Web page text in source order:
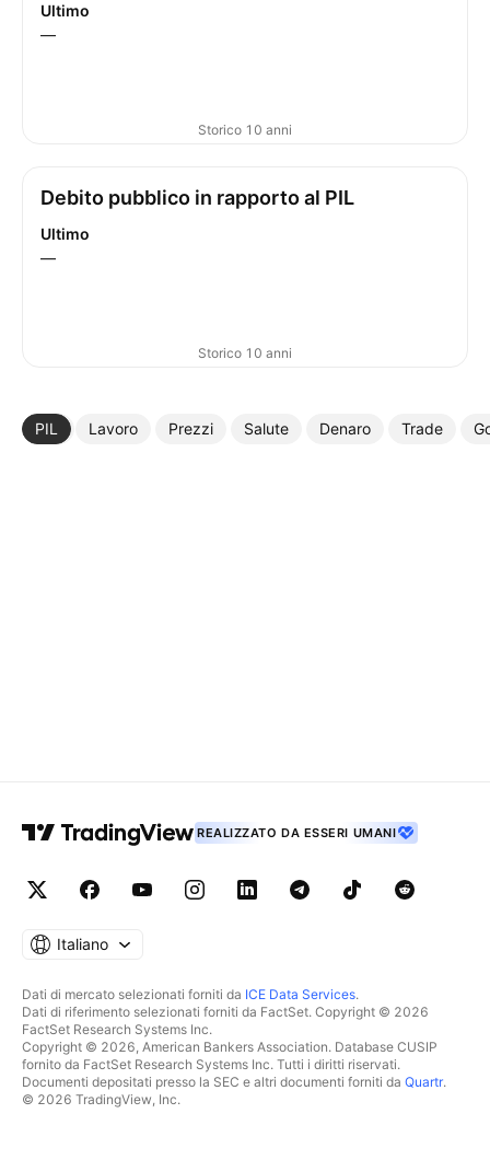
Ultimo
—
Storico 10 anni
Debito pubblico in rapporto al PIL
Ultimo
—
Storico 10 anni
PIL Lavoro Prezzi Salute Denaro Trade
Altro
REALIZZATO DA ESSERI UMANI
Italiano
Dati di mercato selezionati forniti da ICE Data Services.
Dati di riferimento selezionati forniti da FactSet. Copyright © 2026
FactSet Research Systems Inc.
Copyright © 2026, American Bankers Association. Database CUSIP
fornito da FactSet Research Systems Inc. Tutti i diritti riservati.
Documenti depositati presso la SEC e altri documenti forniti da Quartr.
© 2026 TradingView, Inc.